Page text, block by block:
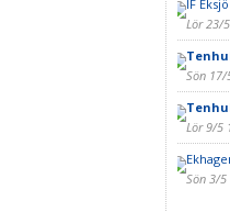
IF
Lör 23/
Sön 17/
Lör 9/5
Sön 3/5